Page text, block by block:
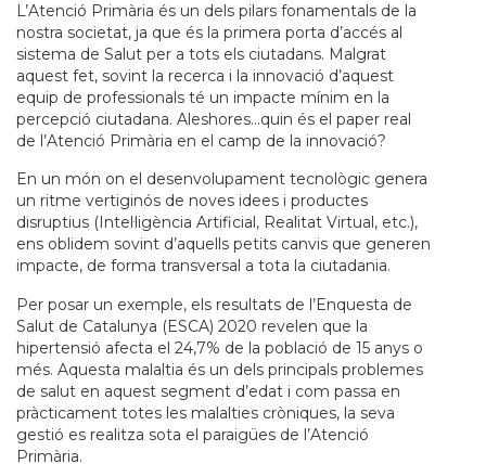
L’Atenció Primària és un dels pilars fonamentals de la
nostra societat, ja que és la primera porta d’accés al
sistema de Salut per a tots els ciutadans. Malgrat
aquest fet, sovint la recerca i la innovació d’aquest
equip de professionals té un impacte mínim en la
percepció ciutadana. Aleshores…quin és el paper real
de l’Atenció Primària en el camp de la innovació?
En un món on el desenvolupament tecnològic genera
un ritme vertiginós de noves idees i productes
disruptius (Intel·ligència Artificial, Realitat Virtual, etc.),
ens oblidem sovint d’aquells petits canvis que generen
impacte, de forma transversal a tota la ciutadania.
Per posar un exemple, els resultats de l’Enquesta de
Salut de Catalunya (ESCA) 2020 revelen que la
hipertensió afecta el 24,7% de la població de 15 anys o
més. Aquesta malaltia és un dels principals problemes
de salut en aquest segment d’edat i com passa en
pràcticament totes les malalties cròniques, la seva
gestió es realitza sota el paraigües de l’Atenció
Primària.